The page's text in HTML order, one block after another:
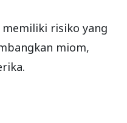
risiko yang
miom,